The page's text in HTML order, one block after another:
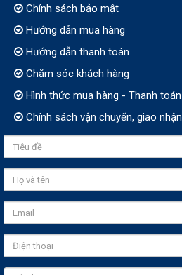
Chính sách bảo mật
Hướng dẫn mua hàng
Hướng dẫn thanh toán
Chăm sóc khách hàng
Hình thức mua hàng - Thanh toán
Chính sách vận chuyển, giao nhận